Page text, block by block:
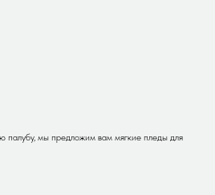
палубу, мы предложим вам мягкие пледы для